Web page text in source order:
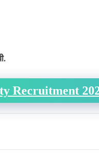
Recruitment